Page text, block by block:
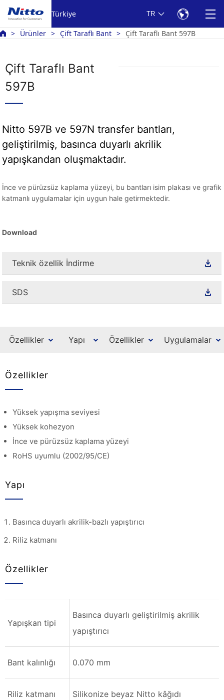
Türkiye TR
Ürünler Çift Taraflı Bant Çift Taraflı Bant 597B
Çift Taraflı Bant
597B
Nitto 597B ve 597N transfer bantları,
geliştirilmiş, basınca duyarlı akrilik
yapışkandan oluşmaktadır.
İnce ve pürüzsüz kaplama yüzeyi, bu bantları isim plakası ve grafik
katmanlı uygulamalar için uygun hale getirmektedir.
Download
Teknik özellik İndirme
SDS
Özellikler Yapı Özellikler Uygulamalar
Özellikler
Yüksek yapışma seviyesi
Yüksek kohezyon
İnce ve pürüzsüz kaplama yüzeyi
RoHS uyumlu (2002/95/CE)
Yapı
Basınca duyarlı akrilik-bazlı yapıştırıcı
Riliz katmanı
Özellikler
Yapışkan tipi
Basınca duyarlı geliştirilmiş akrilik
yapıştırıcı
Bant kalınlığı 0.070 mm
Riliz katmanı Silikonize beyaz Nitto kâğıdı